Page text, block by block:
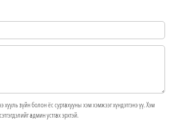
хууль зүйн болон ёс суртахууны хэм хэмжээг хүндэтгэнэ үү. Хэм
админ устгах эрхтэй.